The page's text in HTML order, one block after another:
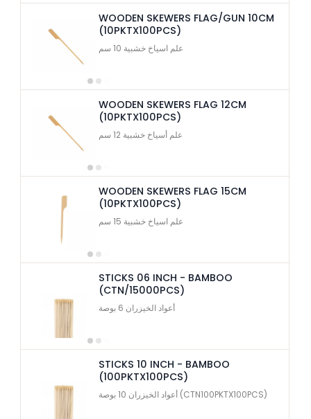
WOODEN SKEWERS FLAG/GUN 10CM
(10PKTX100PCS)
علم اسياخ خشبية 10 سم
WOODEN SKEWERS FLAG 12CM
(10PKTX100PCS)
علم أسياخ خشبية 12 سم
WOODEN SKEWERS FLAG 15CM
(10PKTX100PCS)
علم اسياخ خشبية 15 سم
STICKS 06 INCH - BAMBOO
(CTN/15000PCS)
أعواد الخيزران 6 بوصة
STICKS 10 INCH - BAMBOO
(100PKTX100PCS)
أعواد الخيزران 10 بوصة (CTN100PKTX100PCS)